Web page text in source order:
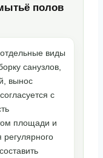
полов
виды
санузлов,
вынос
с
площади и